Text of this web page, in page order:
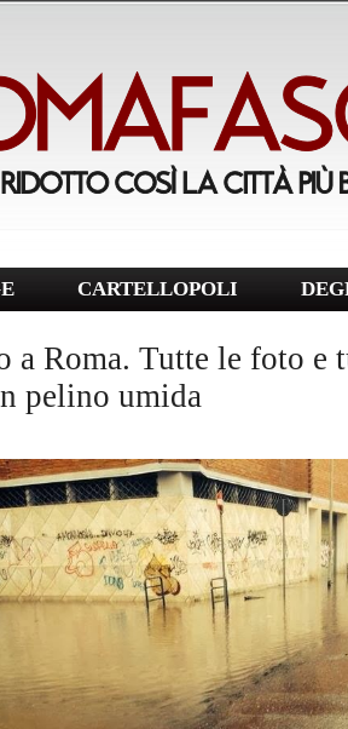
CARTELLOPOLI
a Roma. Tutte le foto e
pelino umida